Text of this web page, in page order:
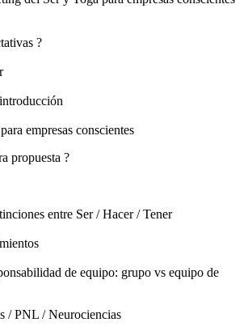
?
empresas conscientes
propuesta ?
entre Ser / Hacer / Tener
de equipo: grupo vs equipo de
/ PNL / Neurociencias